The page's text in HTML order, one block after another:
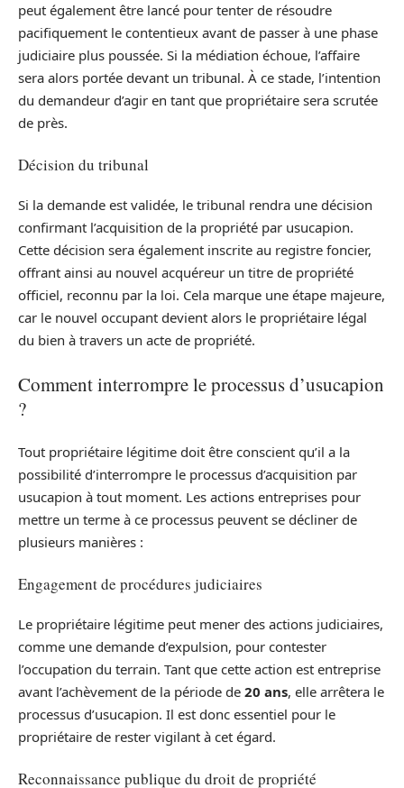
peut également être lancé pour tenter de résoudre
pacifiquement le contentieux avant de passer à une phase
judiciaire plus poussée. Si la médiation échoue, l’affaire
sera alors portée devant un tribunal. À ce stade, l’intention
du demandeur d’agir en tant que propriétaire sera scrutée
de près.
Décision du tribunal
Si la demande est validée, le tribunal rendra une décision
confirmant l’acquisition de la propriété par usucapion.
Cette décision sera également inscrite au registre foncier,
offrant ainsi au nouvel acquéreur un titre de propriété
officiel, reconnu par la loi. Cela marque une étape majeure,
car le nouvel occupant devient alors le propriétaire légal
du bien à travers un acte de propriété.
Comment interrompre le processus d’usucapion
?
Tout propriétaire légitime doit être conscient qu’il a la
possibilité d’interrompre le processus d’acquisition par
usucapion à tout moment. Les actions entreprises pour
mettre un terme à ce processus peuvent se décliner de
plusieurs manières :
Engagement de procédures judiciaires
Le propriétaire légitime peut mener des actions judiciaires,
comme une demande d’expulsion, pour contester
l’occupation du terrain. Tant que cette action est entreprise
avant l’achèvement de la période de 20 ans, elle arrêtera le
processus d’usucapion. Il est donc essentiel pour le
propriétaire de rester vigilant à cet égard.
Reconnaissance publique du droit de propriété